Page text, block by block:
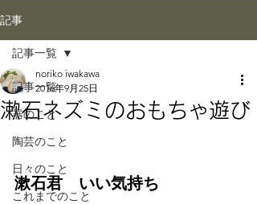
記事
記事一覧
器のこと
陶芸のこと
日々のこと
これまでのこと
記事一覧
漱石ネズミのおもちゃ遊び
noriko iwakawa
2016年9月25日
漱石君　いい気持ち